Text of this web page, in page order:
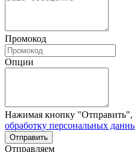
Промокод
Опции
Нажимая кнопку "Отправить",
обработку персональных
Отправляем